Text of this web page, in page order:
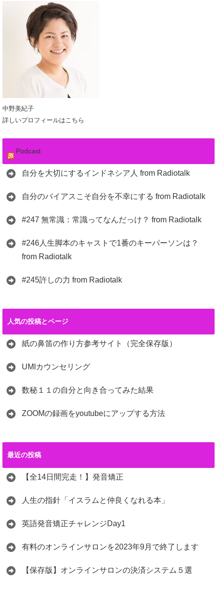
中野美紀子
詳しいプロフィールはこちら
Podcast
自分を大切にするインドネシア人 from Radiotalk
自分のバイアスこそ自分を不幸にする from Radiotalk
#247 無常識：常識ってなんだっけ？ from Radiotalk
#246人生脚本のキャストで1番のキーパーソンは？
from Radiotalk
#245許しの力 from Radiotalk
人気の投稿とページ
紙の鼻笛の作り方参考サイト（完全保存版）
UMIカウンセリング
数秘１１の自分と向き合ってみた結果
ZOOMの録画をyoutubeにアップする方法
最近の投稿
【全14日間完走！】発音矯正
人生の指針「イスラムと仲良くなれる本」
英語発音矯正チャレンジDay1
有料のオンラインサロンを2023年9月で終了します
【保存版】オンラインサロンの決済システム５選